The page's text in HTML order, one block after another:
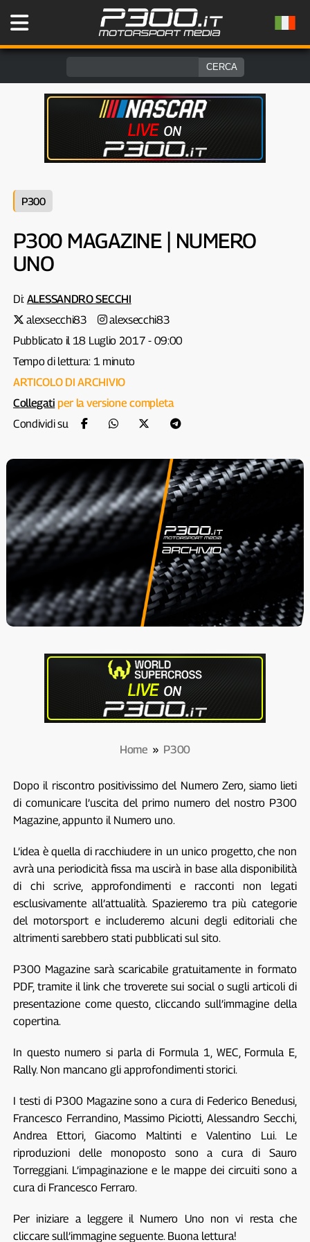
P300
P300 MAGAZINE | NUMERO
UNO
Di: ALESSANDRO SECCHI
alexsecchi83
alexsecchi83
Pubblicato il 18 Luglio 2017 - 09:00
Tempo di lettura: 1 minuto
ARTICOLO DI ARCHIVIO
Collegati per la versione completa
Condividi su
Home » P300
Dopo il riscontro positivissimo del Numero Zero, siamo lieti
di comunicare l’uscita del primo numero del nostro P300
Magazine, appunto il Numero uno.
L’idea è quella di racchiudere in un unico progetto, che non
avrà una periodicità fissa ma uscirà in base alla disponibilità
di chi scrive, approfondimenti e racconti non legati
esclusivamente all’attualità. Spazieremo tra più categorie
del motorsport e includeremo alcuni degli editoriali che
altrimenti sarebbero stati pubblicati sul sito.
P300 Magazine sarà scaricabile gratuitamente in formato
PDF, tramite il link che troverete sui social o sugli articoli di
presentazione come questo, cliccando sull’immagine della
copertina.
In questo numero si parla di Formula 1, WEC, Formula E,
Rally. Non mancano gli approfondimenti storici.
I testi di P300 Magazine sono a cura di Federico Benedusi,
Francesco Ferrandino, Massimo Piciotti, Alessandro Secchi,
Andrea Ettori, Giacomo Maltinti e Valentino Lui. Le
riproduzioni delle monoposto sono a cura di Sauro
Torreggiani. L’impaginazione e le mappe dei circuiti sono a
cura di Francesco Ferraro.
Per iniziare a leggere il Numero Uno non vi resta che
cliccare sull’immagine seguente. Buona lettura!